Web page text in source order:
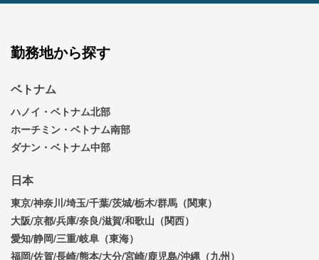
勤務地から探す
ベトナム
ハノイ・ベトナム北部
ホーチミン・ベトナム南部
ダナン・ベトナム中部
日本
東京/神奈川/埼玉/千葉/茨城/栃木/群馬（関東）
大阪/京都/兵庫/奈良/滋賀/和歌山（関西）
愛知/静岡/三重/岐阜（東海）
福岡/佐賀/長崎/熊本/大分/宮崎/鹿児島/沖縄（九州）